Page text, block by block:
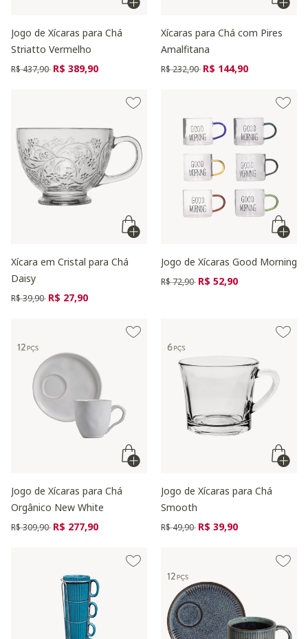
Jogo de Xícaras para Chá
Striatto Vermelho
Preço reduzido de
R$ 437,90 para
R$ 389,90
Xícaras para Chá com Pires
Amalfitana
Preço reduzido de
R$ 232,90 para
R$ 144,90
Xícara em Cristal para Chá
Daisy
Preço reduzido de
R$ 39,90 para
R$ 27,90
Jogo de Xícaras Good Morning
Preço reduzido de
R$ 72,90 para
R$ 52,90
Jogo de Xícaras para Chá
Orgânico New White
Preço reduzido de
R$ 309,90 para
R$ 277,90
Jogo de Xícaras para Chá
Smooth
Preço reduzido de
R$ 49,90 para
R$ 39,90